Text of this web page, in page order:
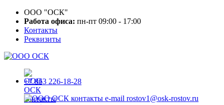
ООО "ОСК"
Работа офиса: пн-пт 09:00 - 17:00
Контакты
Реквизиты
+7 863 226-18-28
rostov1@osk-rostov.ru